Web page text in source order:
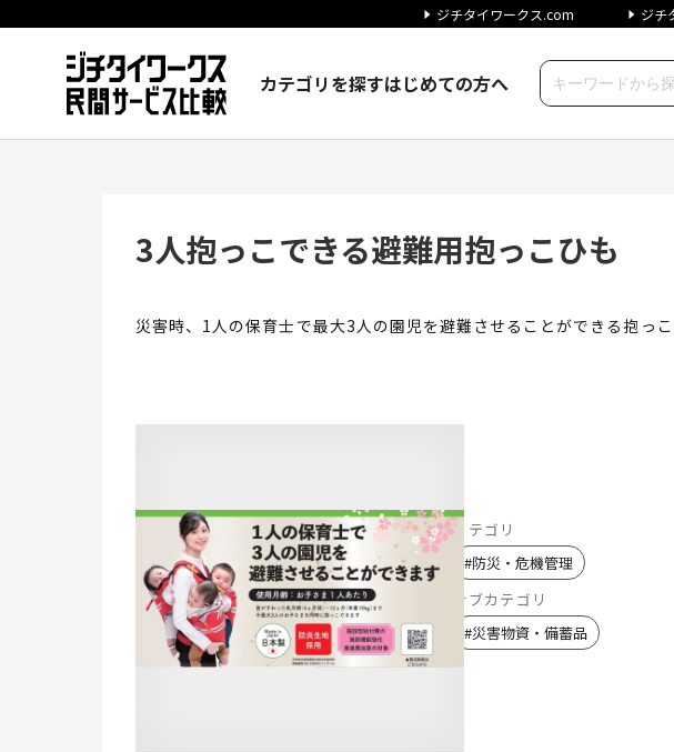
ジチタイワークス.com ジチ
カテゴリを探すはじめての方へ
3人抱っこできる避難用抱っこひも
災害時、1人の保育士で最大3人の園児を避難させることができる抱っこ
カテゴリ
#防災・危機管理
サブカテゴリ
#災害物資・備蓄品